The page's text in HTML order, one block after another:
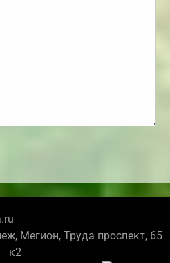
Мегион, Труда проспект, 65
к2